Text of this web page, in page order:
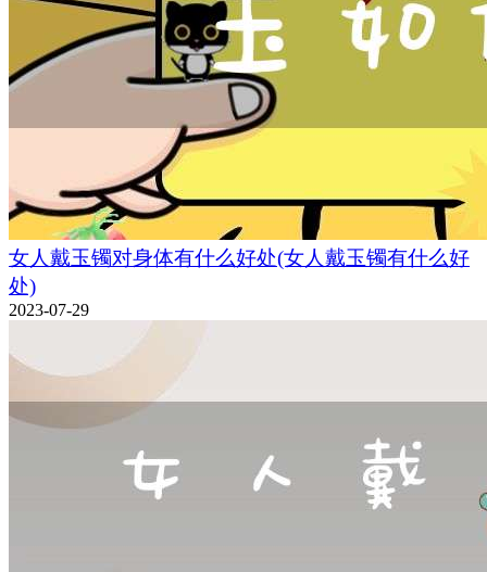
女人戴玉镯对身体有什么好处(女人戴玉镯有什么好
处)
2023-07-29